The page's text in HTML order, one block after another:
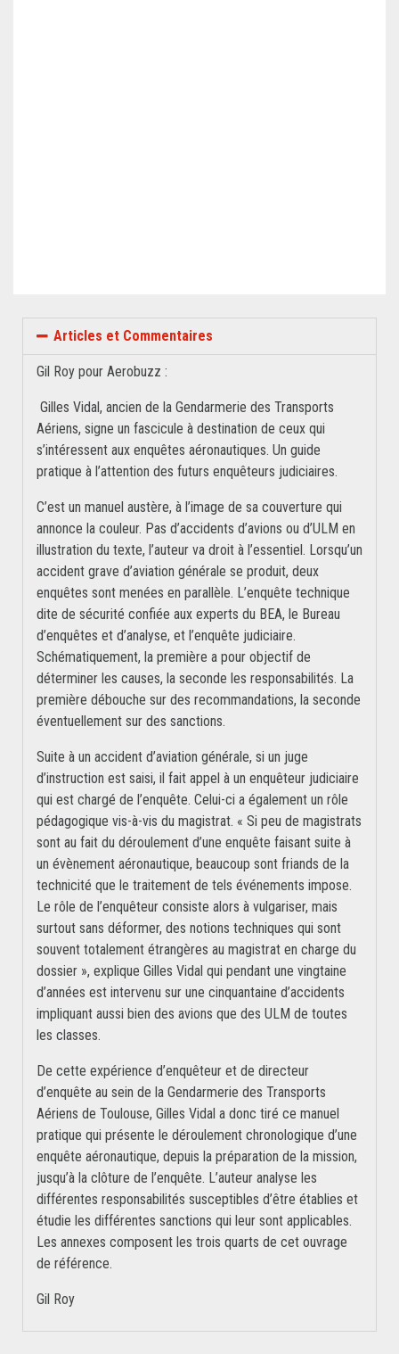
Articles et Commentaires
Gil Roy pour Aerobuzz :
Gilles Vidal, ancien de la Gendarmerie des Transports
Aériens, signe un fascicule à destination de ceux qui
s’intéressent aux enquêtes aéronautiques. Un guide
pratique à l’attention des futurs enquêteurs judiciaires.
C’est un manuel austère, à l’image de sa couverture qui
annonce la couleur. Pas d’accidents d’avions ou d’ULM en
illustration du texte, l’auteur va droit à l’essentiel. Lorsqu’un
accident grave d’aviation générale se produit, deux
enquêtes sont menées en parallèle. L’enquête technique
dite de sécurité confiée aux experts du BEA, le Bureau
d’enquêtes et d’analyse, et l’enquête judiciaire.
Schématiquement, la première a pour objectif de
déterminer les causes, la seconde les responsabilités. La
première débouche sur des recommandations, la seconde
éventuellement sur des sanctions.
Suite à un accident d’aviation générale, si un juge
d’instruction est saisi, il fait appel à un enquêteur judiciaire
qui est chargé de l’enquête. Celui-ci a également un rôle
pédagogique vis-à-vis du magistrat. « Si peu de magistrats
sont au fait du déroulement d’une enquête faisant suite à
un évènement aéronautique, beaucoup sont friands de la
technicité que le traitement de tels événements impose.
Le rôle de l’enquêteur consiste alors à vulgariser, mais
surtout sans déformer, des notions techniques qui sont
souvent totalement étrangères au magistrat en charge du
dossier », explique Gilles Vidal qui pendant une vingtaine
d’années est intervenu sur une cinquantaine d’accidents
impliquant aussi bien des avions que des ULM de toutes
les classes.
De cette expérience d’enquêteur et de directeur
d’enquête au sein de la Gendarmerie des Transports
Aériens de Toulouse, Gilles Vidal a donc tiré ce manuel
pratique qui présente le déroulement chronologique d’une
enquête aéronautique, depuis la préparation de la mission,
jusqu’à la clôture de l’enquête. L’auteur analyse les
différentes responsabilités susceptibles d’être établies et
étudie les différentes sanctions qui leur sont applicables.
Les annexes composent les trois quarts de cet ouvrage
de référence.
Gil Roy